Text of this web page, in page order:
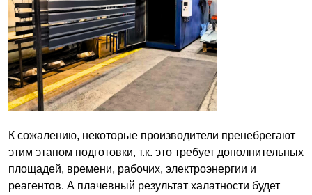
К сожалению, некоторые производители пренебрегают
этим этапом подготовки, т.к. это требует дополнительных
площадей, времени, рабочих, электроэнергии и
реагентов. А плачевный результат халатности будет